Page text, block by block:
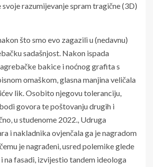
svoje razumijevanje spram tragične (3D)
što smo evo zagazili u (nedavnu)
sadašnjost. Nakon ispada
bakice i noćnog grafita s
omaškom, glasna manjina veličala
lik. Osobito njegovu toleranciju,
govora te poštovanju drugih i
u studenome 2022., Udruga
i nakladnika ovjenčala ga je nagradom
je nagrađeni, usred polemike glede
na fasadi, izvijestio tandem ideologa